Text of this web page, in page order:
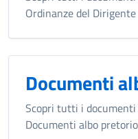
Ordinanze del Dirigente
Documenti
Scopri tutti i
Documenti albo pretorio